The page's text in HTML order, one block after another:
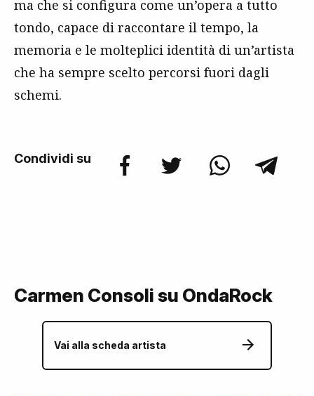
ma che si configura come un’opera a tutto
tondo, capace di raccontare il tempo, la
memoria e le molteplici identità di un’artista
che ha sempre scelto percorsi fuori dagli
schemi.
Condividi su
Carmen Consoli su OndaRock
Vai alla scheda artista